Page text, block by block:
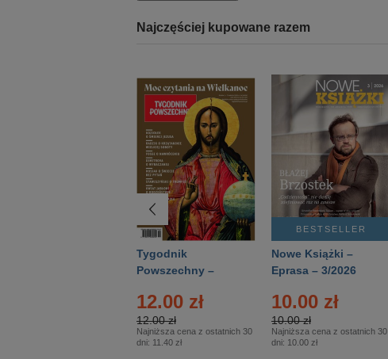
Najczęściej kupowane razem
Tygodnik
Powszechny –
12.00 zł
12.00 zł
Najniższa cena z ostatnich 30
dni: 11.40 zł
BESTSELLER
Nowe Książki –
Eprasa – 3/2026
10.00 zł
10.00 zł
Najniższa cena z ostatnich 30
dni: 10.00 zł